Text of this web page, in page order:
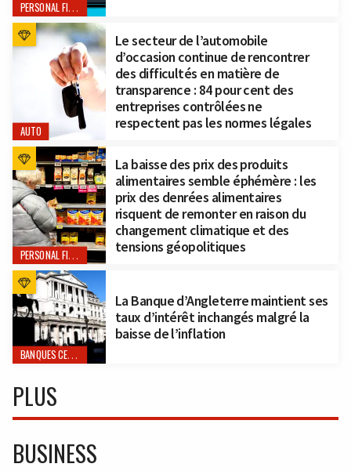
PERSONAL FINANCE
AUTO
Le secteur de l’automobile
d’occasion continue de rencontrer
des difficultés en matière de
transparence : 84 pour cent des
entreprises contrôlées ne
respectent pas les normes légales
PERSONAL FINANCE
La baisse des prix des produits
alimentaires semble éphémère : les
prix des denrées alimentaires
risquent de remonter en raison du
changement climatique et des
tensions géopolitiques
BANQUES CENTRALES
La Banque d’Angleterre maintient ses
taux d’intérêt inchangés malgré la
baisse de l’inflation
PLUS
BUSINESS